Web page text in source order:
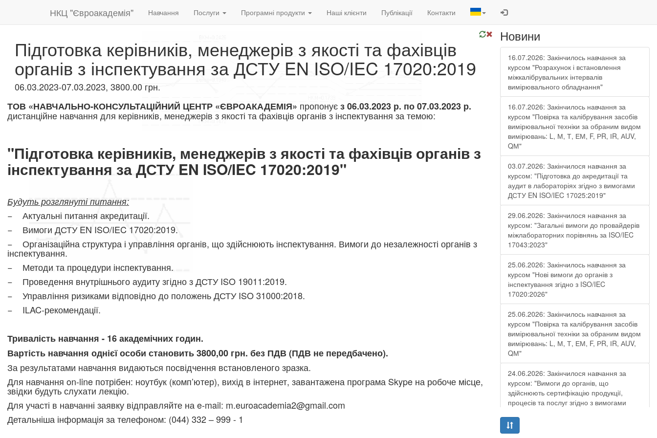
НКЦ "Євроакадемія" Навчання Послуги Програмні продукти Наші клієнти Публікації Контакти
Підготовка керівників, менеджерів з якості та фахівців
органів з інспектування за ДСТУ EN ISO/IEC 17020:2019
06.03.2023-07.03.2023, 3800.00 грн.
ТОВ «НАВЧАЛЬНО-КОНСУЛЬТАЦІЙНИЙ ЦЕНТР «ЄВРОАКАДЕМІЯ» пропонуєз 06.03.2023 р. по 07.03.2023 р.
дистанційне навчання для керівників, менеджерів з якості та фахівців органів з інспектування за темою:
"Підготовка керівників, менеджерів з якості та фахівців органів з
інспектування за ДСТУ EN ISO/IEC 17020:2019"
Будуть розглянуті питання:
− Актуальні питання акредитації.
− Вимоги ДСТУ EN ISO/IEC 17020:2019.
− Організаційна структура і управління органів, що здійснюють інспектування. Вимоги до незалежності органів з
інспектування.
− Методи та процедури інспектування.
− Проведення внутрішнього аудиту згідно з ДСТУ ISO 19011:2019.
− Управління ризиками відповідно до положень ДСТУ ISO 31000:2018.
− ILAC-рекомендації.
Тривалість навчання - 16 академічних годин.
Вартість навчання однієї особи становить 3800,00 грн. без ПДВ (ПДВ не передбачено).
За результатами навчання видаються посвідчення встановленого зразка.
Для навчання on-line потрібен: ноутбук (комп’ютер), вихід в інтернет, завантажена програма Skype на робоче місце,
звідки будуть слухати лекцію.
Для участі в навчанні заявку відправляйте на e-mail: m.euroacademia2@gmail.com
Детальніша інформація за телефоном: (044) 332 – 999 - 1
Новини
16.07.2026: Закінчилось навчання за
курсом "Розрахунок і встановлення
міжкалібрувальних інтервалів
вимірювального обладнання"
16.07.2026: Закінчилось навчання за
курсом "Повірка та калібрування засобів
вимірювальної техніки за обраним видом
вимірювань: L, М, Т, ЕМ, F, РR, ІR, АUV,
QМ"
03.07.2026: Закінчилося навчання за
курсом: "Підготовка до акредитації та
аудит в лабораторіях згідно з вимогами
ДСТУ EN ISO/IEC 17025:2019"
29.06.2026: Закінчилося навчання за
курсом: "Загальні вимоги до провайдерів
міжлабораторних порівнянь за ISO/IEC
17043:2023"
25.06.2026: Закінчилось навчання за
курсом "Нові вимоги до органів з
інспектування згідно з ISO/IEC
17020:2026"
25.06.2026: Закінчилось навчання за
курсом "Повірка та калібрування засобів
вимірювальної техніки за обраним видом
вимірювань: L, М, Т, ЕМ, F, РR, ІR, АUV,
QМ"
24.06.2026: Закінчилося навчання за
курсом: "Вимоги до органів, що
здійснюють сертифікацію продукції,
процесів та послуг згідно з вимогами
19.06.2026: Закінчилося навчання за